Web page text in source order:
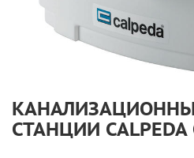
СТАНЦИИ CALPEDA